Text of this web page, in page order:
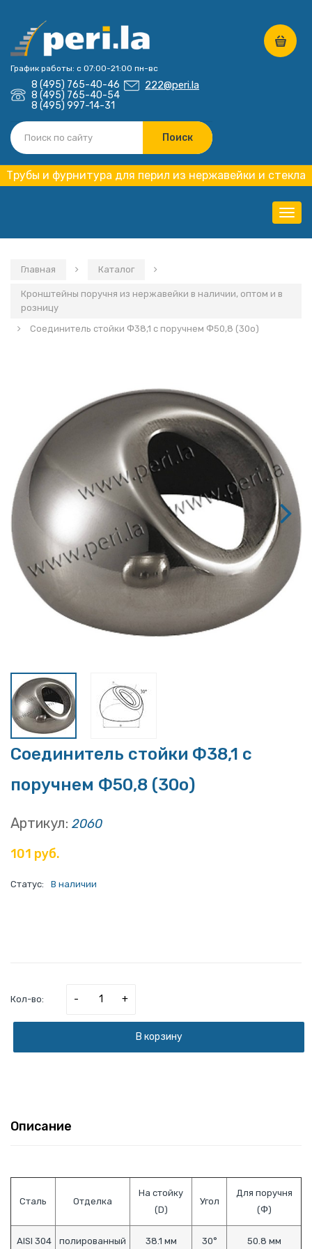
График работы: с 07:00-21:00 пн-вс
8 (495) 765-40-46
8 (495) 765-40-54
8 (495) 997-14-31
222@peri.la
Трубы и фурнитура для перил из нержавейки и стекла
Главная Каталог
Кронштейны поручня из нержавейки в наличии, оптом и в
розницу
Соединитель стойки Ф38,1 с поручнем Ф50,8 (30о)
Соединитель стойки Ф38,1 с
поручнем Ф50,8 (30о)
Артикул: 2060
101 руб.
Статус: В наличии
Кол-во: - +
В корзину
Описание
Сталь Отделка
На стойку
(D)
Угол
Для поручня
(Ф)
AISI 304 полированный 38.1 мм 30° 50.8 мм